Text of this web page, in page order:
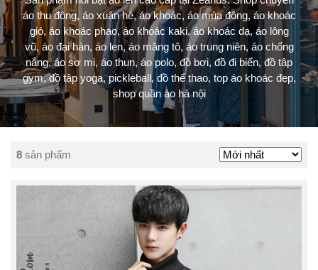
áo thu đông, áo xuân hè, áo khoác, áo mùa đông, áo khoác
gió, áo khoác phao, áo khoác kaki, áo khoác dạ, áo lông
vũ, áo đại hàn, áo len, áo măng tô, áo trung niên, áo chống
nắng, áo sơ mi, áo thun, áo polo, đồ bơi, đồ đi biển, đồ tập
gym, đồ tập yoga, pickleball, đồ thể thao, top áo khoác đẹp,
shop quần áo hà nội
8 sản phẩm